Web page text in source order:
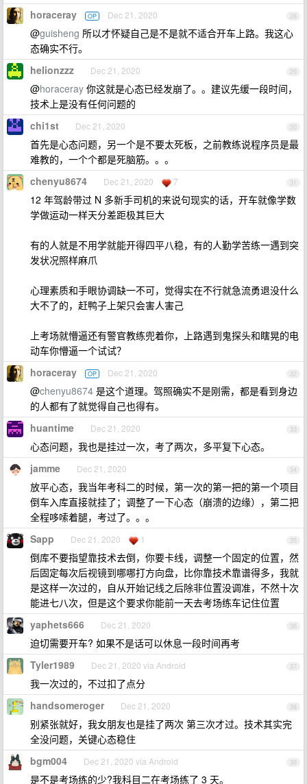
28
horaceray OP Dec 21, 2020
@guisheng 所以才怀疑自己是不是就不适合开车上路。我这心
态确实不行。
29
helionzzz Dec 21, 2020
@horaceray 你这就是心态已经发崩了。。建议先缓一段时间，
技术上是没有任何问题的
30
chi1st Dec 21, 2020
首先是心态问题，另一个是不要太死板，之前教练说程序员是最
难教的，一个个都是死脑筋。。。
31
chenyu8674 Dec 21, 2020 7
12 年驾龄带过 N 多新手司机的来说句现实的话，开车就像学数
学做运动一样天分差距极其巨大
有的人就是不用学就能开得四平八稳，有的人勤学苦练一遇到突
发状况照样麻爪
心理素质和手眼协调缺一不可，觉得实在不行就急流勇退没什么
大不了的，赶鸭子上架只会害人害己
上考场就懵逼还有警官教练兜着你，上路遇到鬼探头和瞎晃的电
动车你懵逼一个试试？
32
horaceray OP Dec 21, 2020
@chenyu8674 是这个道理。驾照确实不是刚需，都是看到身边
的人都有了就觉得自己也得有。
33
huantime Dec 21, 2020
心态问题，我也是挂过一次，考了两次，多平复下心态。
34
jamme Dec 21, 2020
放平心态，我当年考科二的时候，第一次的第一把的第一个项目
倒车入库直接就挂了；调整了一下心态（崩溃的边缘），第二把
全程哆嗦着腿，考过了。。。
35
Sapp Dec 21, 2020 1
倒库不要指望靠技术去倒，你要卡线，调整一个固定的位置，然
后固定每次后视镜到哪哪打方向盘，比你靠技术靠谱得多，我就
是这样一次过的，自从开始记线之后除非位置没调准，不然十次
能进七八次，但是这个要求你能前一天去考场练车记住位置
36
yaphets666 Dec 21, 2020
迫切需要开车? 如果不是话可以休息一段时间再考
37
Tyler1989 Dec 21, 2020 via Android
我一次过的，不过扣了点分
38
handsomeroger Dec 21, 2020
别紧张就好，我女朋友也是挂了两次 第三次才过。技术其实完
全没问题，关键心态稳住
39
bgm004 Dec 21, 2020 via Android
是不是考场练的少?我科目二在考场练了 3 天。